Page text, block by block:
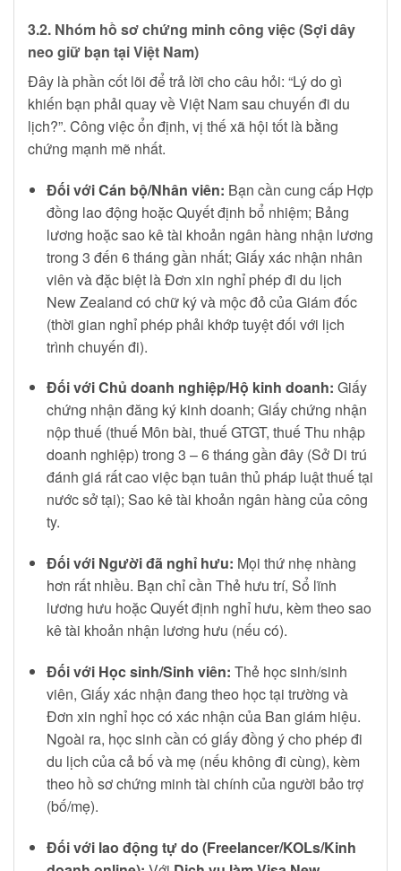
3.2. Nhóm hồ sơ chứng minh công việc (Sợi dây
neo giữ bạn tại Việt Nam)
Đây là phần cốt lõi để trả lời cho câu hỏi: “Lý do gì
khiến bạn phải quay về Việt Nam sau chuyến đi du
lịch?”. Công việc ổn định, vị thế xã hội tốt là bằng
chứng mạnh mẽ nhất.
Đối với Cán bộ/Nhân viên: Bạn cần cung cấp Hợp
đồng lao động hoặc Quyết định bổ nhiệm; Bảng
lương hoặc sao kê tài khoản ngân hàng nhận lương
trong 3 đến 6 tháng gần nhất; Giấy xác nhận nhân
viên và đặc biệt là Đơn xin nghỉ phép đi du lịch
New Zealand có chữ ký và mộc đỏ của Giám đốc
(thời gian nghỉ phép phải khớp tuyệt đối với lịch
trình chuyến đi).
Đối với Chủ doanh nghiệp/Hộ kinh doanh: Giấy
chứng nhận đăng ký kinh doanh; Giấy chứng nhận
nộp thuế (thuế Môn bài, thuế GTGT, thuế Thu nhập
doanh nghiệp) trong 3 – 6 tháng gần đây (Sở Di trú
đánh giá rất cao việc bạn tuân thủ pháp luật thuế tại
nước sở tại); Sao kê tài khoản ngân hàng của công
ty.
Đối với Người đã nghỉ hưu: Mọi thứ nhẹ nhàng
hơn rất nhiều. Bạn chỉ cần Thẻ hưu trí, Sổ lĩnh
lương hưu hoặc Quyết định nghỉ hưu, kèm theo sao
kê tài khoản nhận lương hưu (nếu có).
Đối với Học sinh/Sinh viên: Thẻ học sinh/sinh
viên, Giấy xác nhận đang theo học tại trường và
Đơn xin nghỉ học có xác nhận của Ban giám hiệu.
Ngoài ra, học sinh cần có giấy đồng ý cho phép đi
du lịch của cả bố và mẹ (nếu không đi cùng), kèm
theo hồ sơ chứng minh tài chính của người bảo trợ
(bố/mẹ).
Đối với lao động tự do (Freelancer/KOLs/Kinh